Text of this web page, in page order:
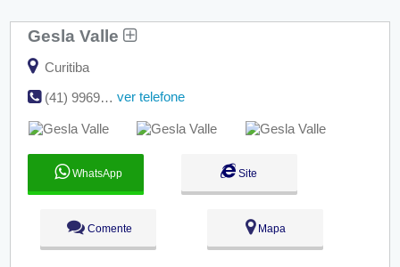
Gesla Valle
Curitiba
(41) 99696-5804
ver telefone
WhatsApp Site
Comente Mapa